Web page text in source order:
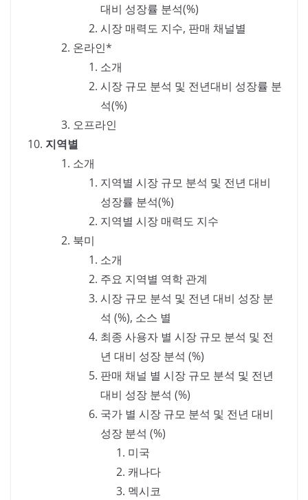
대비 성장률 분석(%)
시장 매력도 지수, 판매 채널별
온라인*
소개
시장 규모 분석 및 전년대비 성장률 분
석(%)
오프라인
지역별
소개
지역별 시장 규모 분석 및 전년 대비
성장률 분석(%)
지역별 시장 매력도 지수
북미
소개
주요 지역별 역학 관계
시장 규모 분석 및 전년 대비 성장 분
석 (%), 소스 별
최종 사용자 별 시장 규모 분석 및 전
년 대비 성장 분석 (%)
판매 채널 별 시장 규모 분석 및 전년
대비 성장 분석 (%)
국가 별 시장 규모 분석 및 전년 대비
성장 분석 (%)
미국
캐나다
멕시코